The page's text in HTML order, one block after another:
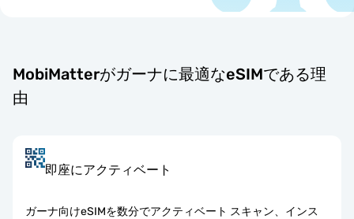
MobiMatterがガーナに最適なeSIMである理
由
即座にアクティベート
ガーナ向けeSIMを数分でアクティベート スキャン、インス